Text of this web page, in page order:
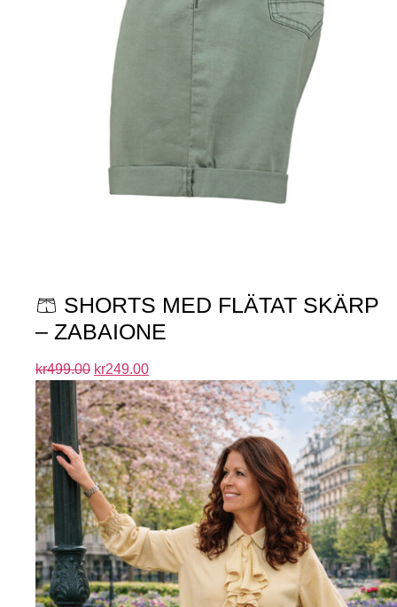
🩳 SHORTS MED FLÄTAT SKÄRP
– ZABAIONE
kr499.00 kr249.00